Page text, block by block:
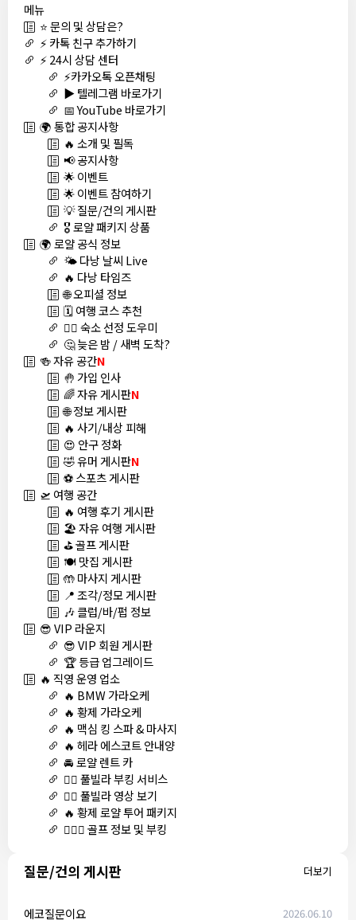
메뉴
⭐ 문의 및 상담은?
⚡ 카톡 친구 추가하기
⚡ 24시 상담 센터
⚡카카오톡 오픈채팅
▶️ 텔레그램 바로가기
📅 YouTube 바로가기
🌍 통합 공지사항
🔥 소개 및 필독
📢 공지사항
🌟 이벤트
🌟 이벤트 참여하기
💡 질문/건의 게시판
🎖️ 로얄 패키지 상품
🌍 로얄 공식 정보
🌤️ 다낭 날씨 Live
🔥 다낭 타임즈
🌐 오피셜 정보
🗓️ 여행 코스 추천
🏊‍♀️ 숙소 선정 도우미
🤔 늦은 밤 / 새벽 도착?
🍻 자유 공간N
🤚 가입 인사
🌈 자유 게시판N
🌐 정보 게시판
🔥 사기/내상 피해
😍 안구 정화
🤣 유머 게시판N
⚽ 스포츠 게시판
🛫 여행 공간
🔥 여행 후기 게시판
🏖️ 자유 여행 게시판
⛳ 골프 게시판
🍽️ 맛집 게시판
🤲 마사지 게시판
📍 조각/정모 게시판
🎶 클럽/바/펍 정보
😎 VIP 라운지
😎 VIP 회원 게시판
🏆 등급 업그레이드
🔥 직영 운영 업소
🔥 BMW 가라오케
🔥 황제 가라오케
🔥 맥심 킹 스파 & 마사지
🔥 헤라 에스코트 안내양
🚘 로얄 렌트 카
🏊‍♀️ 풀빌라 부킹 서비스
🏊‍♀️ 풀빌라 영상 보기
🔥 황제 로얄 투어 패키지
🏌🏻‍♂️ 골프 정보 및 부킹
질문/건의 게시판 더보기
에코질문이요 2026.06.10